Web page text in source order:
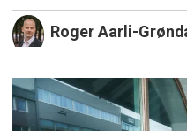
Roger Aarli-